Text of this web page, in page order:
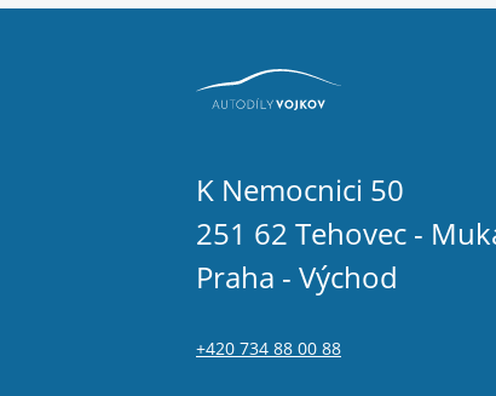
K Nemocnici 50
251 62 Tehovec -
Praha - Východ
+420 734 88 00 88